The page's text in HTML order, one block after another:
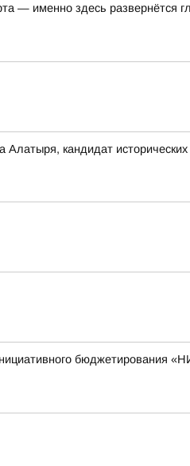
— именно здесь развернётся
кандидат исторических
бюджетирования